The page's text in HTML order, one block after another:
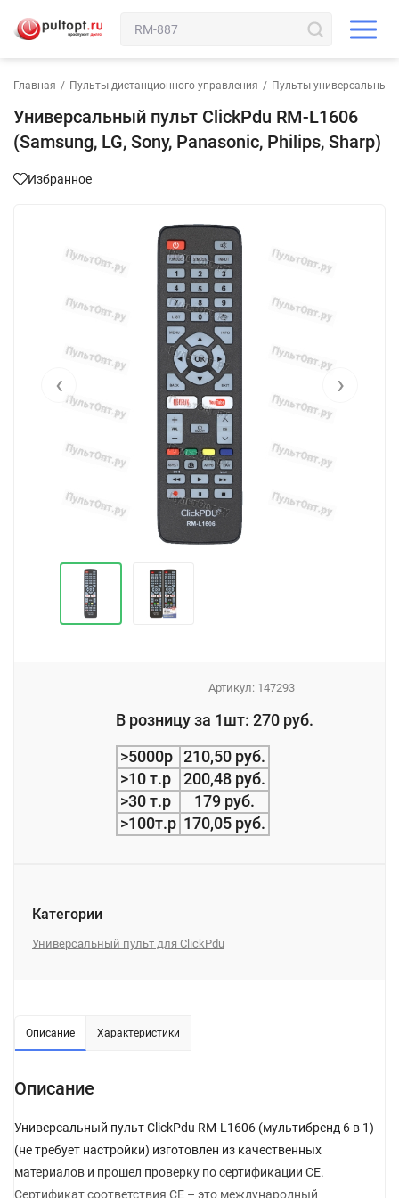
Главная / Пульты дистанционного управления / Пульты универсальные
Универсальный пульт ClickPdu RM-L1606
(Samsung, LG, Sony, Panasonic, Philips, Sharp)
Избранное
‹ ›
Артикул: 147293
В розницу за 1шт: 270 руб.
>5000р 210,50 руб.
>10 т.р
200,48 руб.
>30 т.р
179 руб.
>100т.р 170,05 руб.
Категории
Универсальный пульт для ClickPdu
Описание Характеристики
Описание
Универсальный пульт ClickPdu RM-L1606 (мультибренд 6 в 1)
(не требует настройки) изготовлен из качественных
материалов и прошел проверку по сертификации CE.
Сертификат соответствия СЕ – это международный